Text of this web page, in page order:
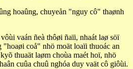
hoaûng, chuyeån "nguy cô" thaønh
vaán ñeà thôøi ñaïi, nhaát laø söï
"hoaøi coå" nhö moät loaïi thuoác an
thuaät laøm choùa maét hoï, nhö
cuûa chuû nghóa duy vaät cô giôùi.